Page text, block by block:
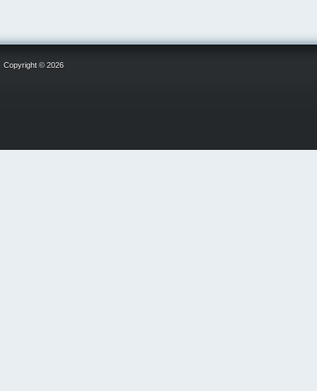
Copyright © 2026